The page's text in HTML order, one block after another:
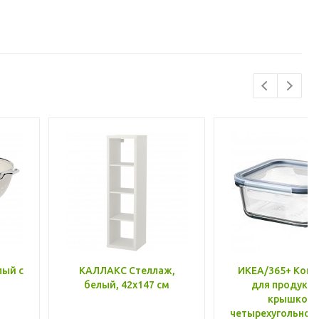
с
КАЛЛАКС Стеллаж,
белый, 42x147 см
ИКЕА/365+
для
крышкой,